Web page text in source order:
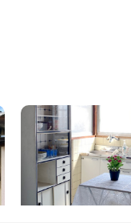
枚方A邸
大阪府 戸建て
【大阪・京都まで1
る昭和レトロな家
この家からの距離 17km